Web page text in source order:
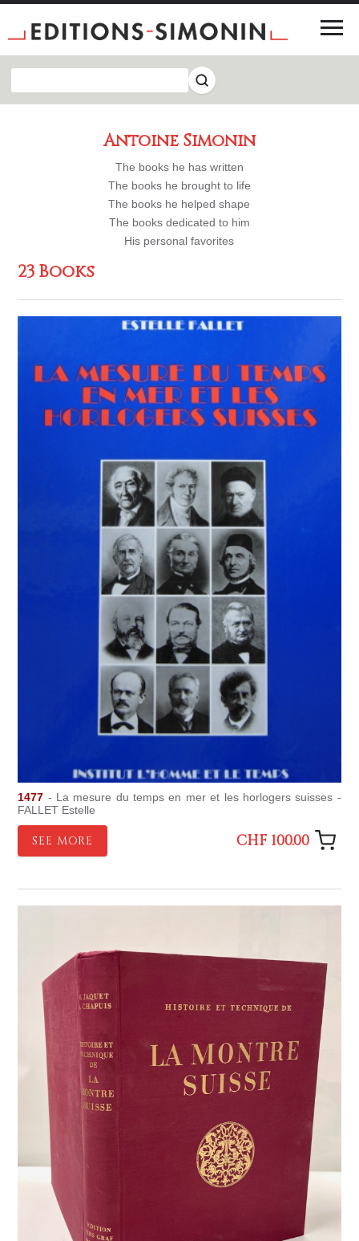
Antoine Simonin
The books he has written
The books he brought to life
The books he helped shape
The books dedicated to him
His personal favorites
23 Books
1477 - La mesure du temps en mer et les horlogers suisses -
FALLET Estelle
SEE MORE CHF 100.00